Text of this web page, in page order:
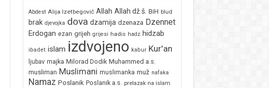
Abdest Alija Izetbegović Allah Allah dž.š. BiH blud
brak djevojka dova dzamija dzenaza Dzennet
Erdogan ezan grijeh grijesi hadis hadz hidzab
ibadet islam izdvojeno kabur Kur'an
ljubav majka Milorad Dodik Muhammed a.s.
musliman Muslimani muslimanka muž nafaka
Namaz Poslanik Poslanik a.s. prelazak na islam